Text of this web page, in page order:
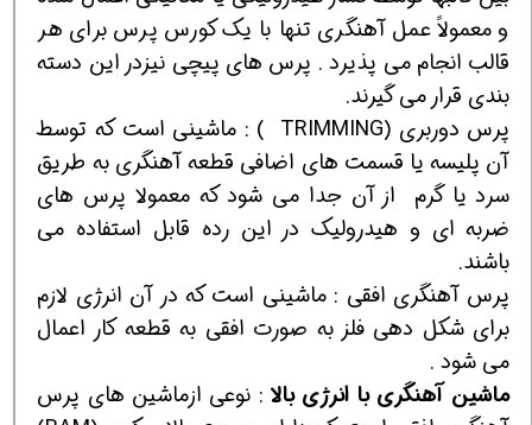
و معمولاً عمل آهنگري تنها با يك كورس پرس براي هر
قالب انجام مي پذيرد . پرس هاي پيچي نيزدر اين دسته
بندي قرار مي گيرند.
پرس دوربري (TRIMMING ) : ماشيني است كه توسط
آن پليسه يا قسمت هاي اضافي قطعه آهنگري به طريق
سرد يا گرم
از آن جدا مي شود كه معمولا پرس هاي
ضربه اي و هيدروليك در اين رده قابل استفاده مي
باشند.
پرس آهنگري افقي : ماشيني است كه در آن انرژي لازم
براي شكل دهي فلز به صورت افقي به قطعه كار اعمال
مي شود .
ماشين آهنگري با انرژي بالا: نوعي ازماشين هاي پرس